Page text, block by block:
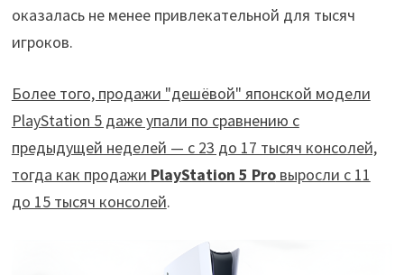
оказалась не менее привлекательной для тысяч
игроков.
Более того, продажи "дешёвой" японской модели
PlayStation 5 даже упали по сравнению с
предыдущей неделей — с 23 до 17 тысяч консолей,
тогда как продажи PlayStation 5 Proвыросли с 11
до 15 тысяч консолей.